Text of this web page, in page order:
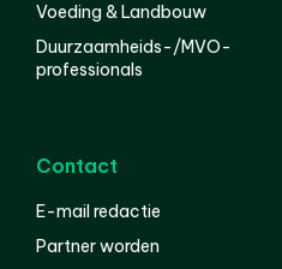
Voeding & Landbouw
Duurzaamheids-/MVO-
professionals
Contact
E-mail redactie
Partner worden